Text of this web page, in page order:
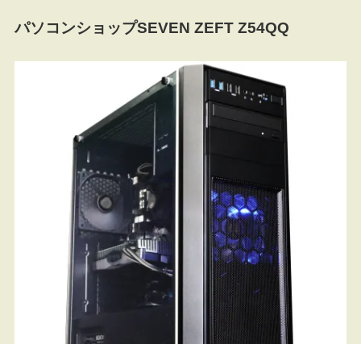
パソコンショップSEVEN ZEFT Z54QQ